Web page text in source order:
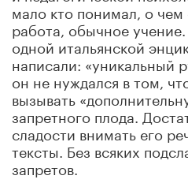
мало кто понимал, о
работа, обычное
одной итальянской
написали: «уникальный
он не нуждался в том,
вызывать
запретного плода.
сладости внимать его
тексты. Без всяких
запретов.